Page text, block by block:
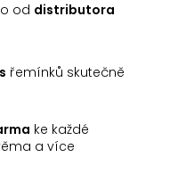
od distributora
řemínků skutečně
ke každé
a více